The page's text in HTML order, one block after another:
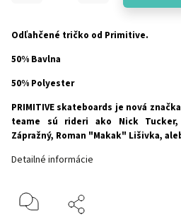
Odľahčené tričko od Primitive.
50% Bavlna
50% Polyester
PRIMITIVE skateboards je nová
teame sú rideri ako Nick Tucker,
Zápražný, Roman "Makak" Lišivka,
Detailné informácie